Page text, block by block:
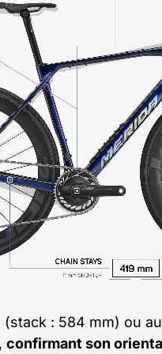
: 584 mm) ou
confirmant son